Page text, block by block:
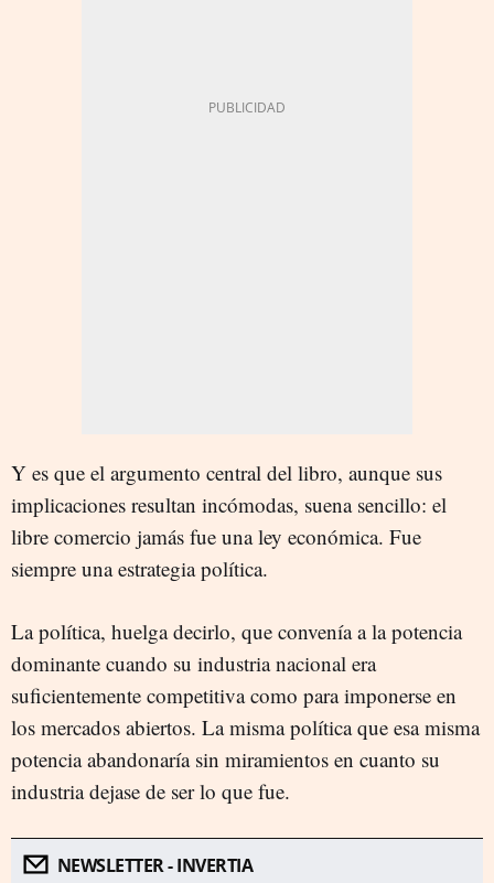
Y es que el argumento central del libro, aunque sus
implicaciones resultan incómodas, suena sencillo: el
libre comercio jamás fue una ley económica. Fue
siempre una estrategia política.
La política, huelga decirlo, que convenía a la potencia
dominante cuando su industria nacional era
suficientemente competitiva como para imponerse en
los mercados abiertos. La misma política que esa misma
potencia abandonaría sin miramientos en cuanto su
industria dejase de ser lo que fue.
NEWSLETTER - INVERTIA